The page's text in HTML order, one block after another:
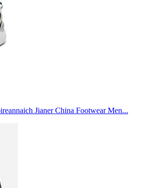
Jianer China Footwear Men...